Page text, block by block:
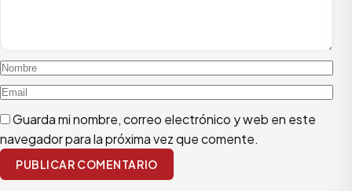
Guarda mi nombre, correo electrónico y web en este
navegador para la próxima vez que comente.
PUBLICAR COMENTARIO